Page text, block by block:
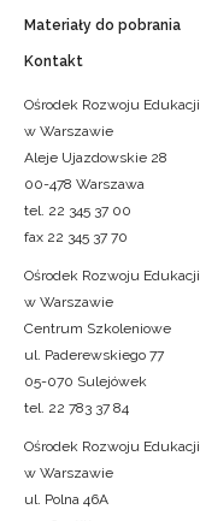
Materiały do pobrania
Kontakt
Ośrodek Rozwoju Edukacji
w Warszawie
Aleje Ujazdowskie 28
00-478 Warszawa
tel. 22 345 37 00
fax 22 345 37 70
Ośrodek Rozwoju Edukacji
w Warszawie
Centrum Szkoleniowe
ul. Paderewskiego 77
05-070 Sulejówek
tel. 22 783 37 84
Ośrodek Rozwoju Edukacji
w Warszawie
ul. Polna 46A